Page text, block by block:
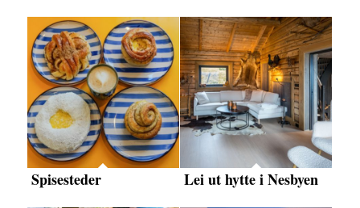
Spisesteder Lei ut hytte i Nesbyen